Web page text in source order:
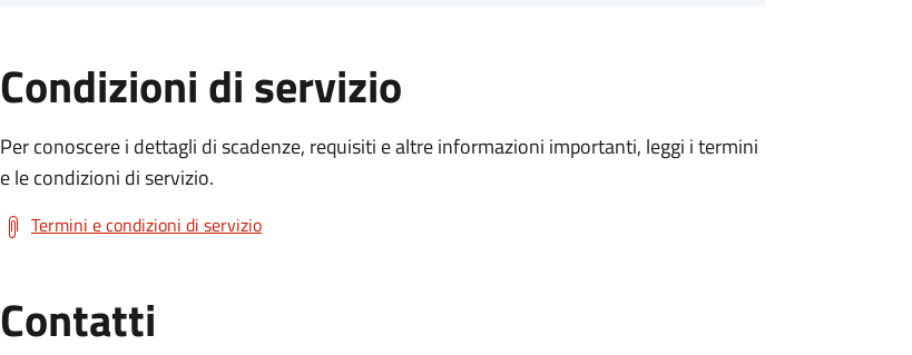
Condizioni di servizio
Per conoscere i dettagli di scadenze, requisiti e altre informazioni importanti, leggi i termini
e le condizioni di servizio.
Termini e condizioni di servizio
Contatti